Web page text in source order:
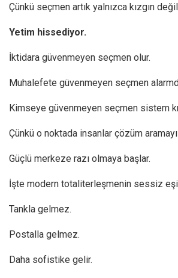
Çünkü seçmen artık yalnızca kızgın
Yetim hissediyor.
İktidara güvenmeyen seçmen olur.
Muhalefete güvenmeyen seçmen
Kimseye güvenmeyen seçmen sistem
Çünkü o noktada insanlar çözüm aramayı
Güçlü merkeze razı olmaya başlar.
İşte modern totaliterleşmenin sessiz
Tankla gelmez.
Postalla gelmez.
Daha sofistike gelir.